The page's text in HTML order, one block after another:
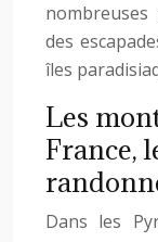
des
îles
Les
France,
Dans les